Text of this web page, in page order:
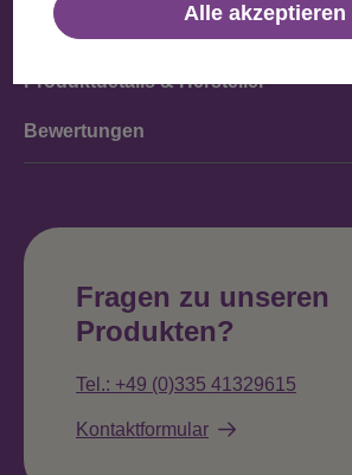
Beschreibung
Produktdetails & Hersteller
Bewertungen
Fragen zu unseren
Produkten?
Tel.: +49 (0)335 41329615
Kontaktformular
Alle akzeptieren